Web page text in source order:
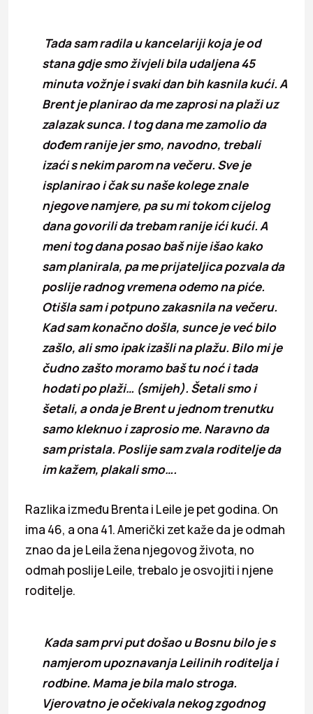
Tada sam radila u kancelariji koja je od
stana gdje smo živjeli bila udaljena 45
minuta vožnje i svaki dan bih kasnila kući. A
Brent je planirao da me zaprosi na plaži uz
zalazak sunca. I tog dana me zamolio da
dođem ranije jer smo, navodno, trebali
izaći s nekim parom na večeru. Sve je
isplanirao i čak su naše kolege znale
njegove namjere, pa su mi tokom cijelog
dana govorili da trebam ranije ići kući. A
meni tog dana posao baš nije išao kako
sam planirala, pa me prijateljica pozvala da
poslije radnog vremena odemo na piće.
Otišla sam i potpuno zakasnila na večeru.
Kad sam konačno došla, sunce je već bilo
zašlo, ali smo ipak izašli na plažu. Bilo mi je
čudno zašto moramo baš tu noć i tada
hodati po plaži… (smijeh). Šetali smo i
šetali, a onda je Brent u jednom trenutku
samo kleknuo i zaprosio me. Naravno da
sam pristala. Poslije sam zvala roditelje da
im kažem, plakali smo….
Razlika između Brenta i Leile je pet godina. On
ima 46, a ona 41. Američki zet kaže da je odmah
znao da je Leila žena njegovog života, no
odmah poslije Leile, trebalo je osvojiti i njene
roditelje.
Kada sam prvi put došao u Bosnu bilo je s
namjerom upoznavanja Leilinih roditelja i
rodbine. Mama je bila malo stroga.
Vjerovatno je očekivala nekog zgodnog